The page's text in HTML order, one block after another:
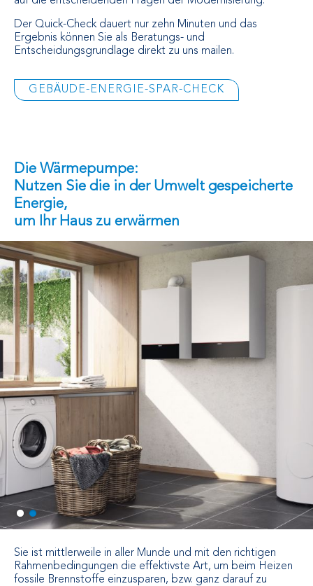
Der Quick-Check dauert nur zehn Minuten und das
Ergebnis können Sie als Beratungs- und
Entscheidungsgrundlage direkt zu uns mailen.
GEBÄUDE-ENERGIE-SPAR-CHECK
Die Wärmepumpe:
Nutzen Sie die in der Umwelt gespeicherte
Energie,
um Ihr Haus zu erwärmen
Sie ist mittlerweile in aller Munde und mit den richtigen
Rahmenbedingungen die effektivste Art, um beim Heizen
fossile Brennstoffe einzusparen, bzw. ganz darauf zu